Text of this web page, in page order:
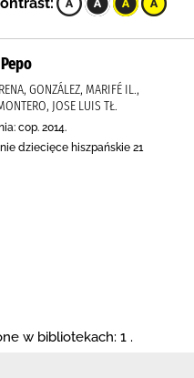
GONZÁLEZ, MARIFÉ IL.,
JOSE LUIS TŁ.
cop. 2014.
dziecięce hiszpańskie 21
w bibliotekach: 1 .